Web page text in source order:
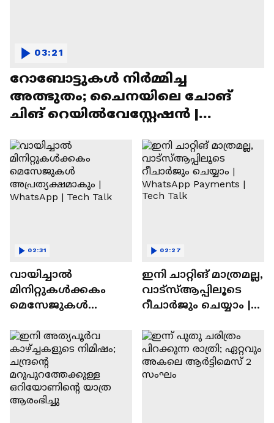
റോബോട്ടുകൾ നിർമ്മിച്ച
അത്ഭുതം; ചൈനയിലെ ചോങ്
ചിങ് റെയിൽവേസ്റ്റേഷൻ |
03:21
വായിച്ചാൽ
മിനിറ്റുകൾക്കകം
മെസേജുകള്‍
WhatsApp | Tech Talk
02:31
ഇനി ചാറ്റിങ് മാത്രമല്ല,
വാട്‌സ്‌ആപ്പിലൂടെ
റീചാർജും ചെയ്യാം |
Tech Talk
02:27